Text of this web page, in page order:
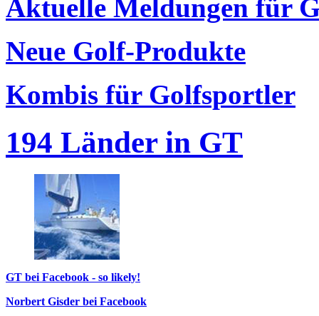
Aktuelle Meldungen für
Neue Golf-Produkte
Kombis für Golfsportler
194 Länder in GT
GT bei Facebook - so likely!
Norbert Gisder bei Facebook